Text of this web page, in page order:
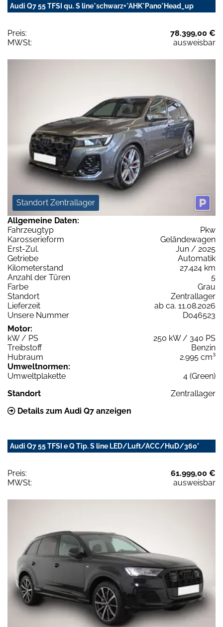
Audi Q7 55 TFSI qu. S line*schwarz+*AHK*Pano*Head_up
Preis:
78.399,00 €
MWSt:
ausweisbar
Standort Zentrallager
Allgemeine Daten:
Fahrzeugtyp
Pkw
Karosserieform
Geländewagen
Erst-Zul.
Jun / 2025
Getriebe
Automatik
Kilometerstand
27.424 km
Anzahl der Türen
5
Farbe
Grau
Standort
Zentrallager
Lieferzeit
ab ca. 11.08.2026
Unsere Nummer
D046523
Motor:
kW / PS
250 kW / 340 PS
Treibstoff
Benzin
Hubraum
2.995 cm³
Umweltnormen:
Umweltplakette
4 (Green)
Standort
Zentrallager
Details zum Audi Q7 anzeigen
Audi Q7 55 TFSI e Q Tip. S line LED/Luft/ACC/HuD/360°
Preis:
61.999,00 €
MWSt:
ausweisbar